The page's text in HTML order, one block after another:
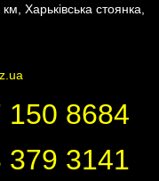
Харьківська стоянка,
150 8684
379 3141